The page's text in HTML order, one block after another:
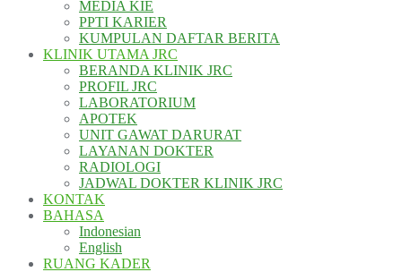
MEDIA KIE
PPTI KARIER
KUMPULAN DAFTAR BERITA
KLINIK UTAMA JRC
BERANDA KLINIK JRC
PROFIL JRC
LABORATORIUM
APOTEK
UNIT GAWAT DARURAT
LAYANAN DOKTER
RADIOLOGI
JADWAL DOKTER KLINIK JRC
KONTAK
BAHASA
Indonesian
English
RUANG KADER